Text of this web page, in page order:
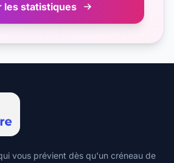
les statistiques
vous prévient dès qu'un créneau de